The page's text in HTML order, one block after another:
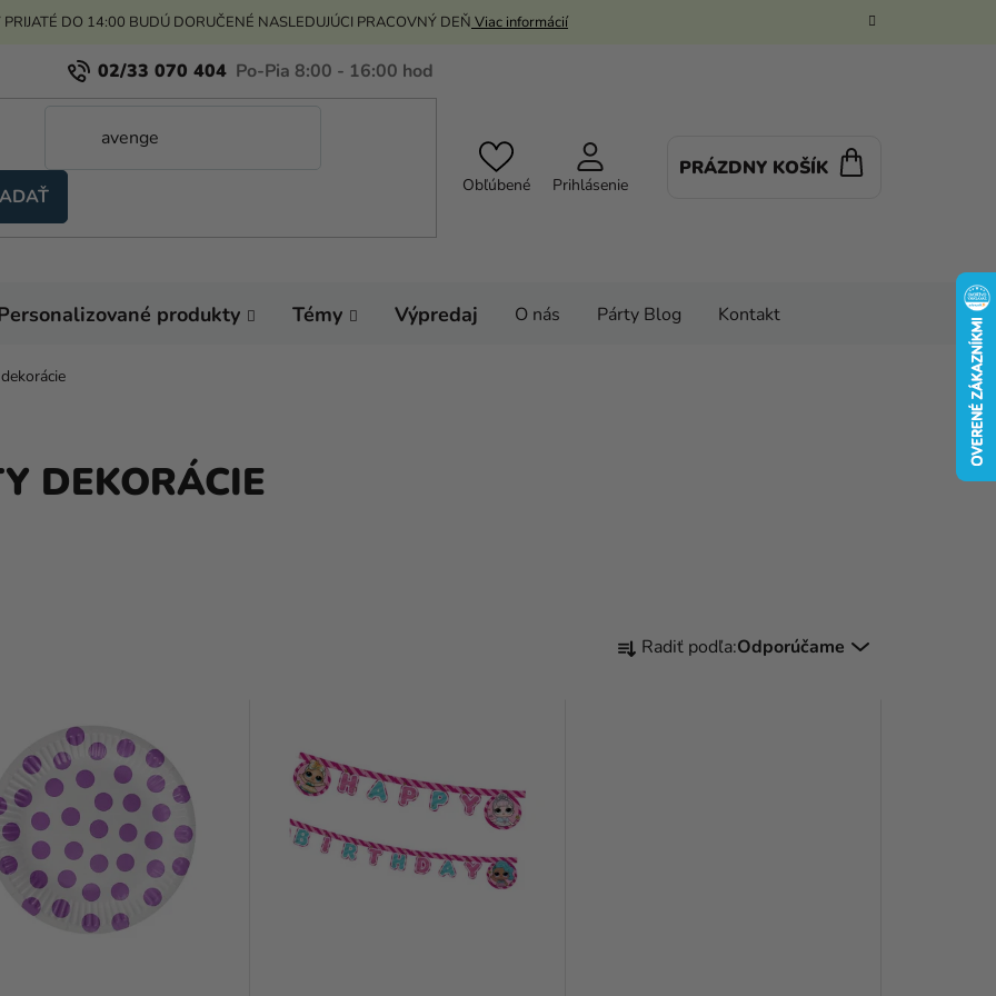
PRIJATÉ DO 14:00 BUDÚ DORUČENÉ NASLEDUJÚCI PRACOVNÝ DEŇ Viac informácií
02/33 070 404
Obľúbené Prihlásenie
PRÁZDNY KOŠÍK
produkty Témy Výpredaj O nás Párty Blog Kontakt
DEKORÁCIE
R Radiť podľa:Odporúčame